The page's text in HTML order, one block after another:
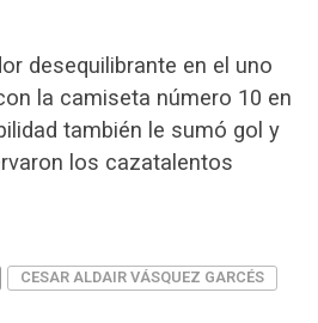
desequilibrante en el uno
la camiseta número 10 en
también le sumó gol y
los cazatalentos
CESAR ALDAIR VÁSQUEZ GARCÉS